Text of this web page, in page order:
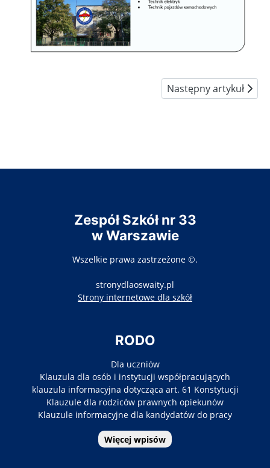
Następny artykuł:
Następny artykuł
Zespół Szkół nr 33
w Warszawie
Wszelkie prawa zastrzeżone ©.
stronydlaoswaity.pl
Strony internetowe dla szkółotwiera się w
RODO
Dla uczniów
Klauzula dla osób i instytucji współpracujących
klauzula informacyjna dotycząca art. 61 Konstytucji
Klauzule dla rodziców prawnych opiekunów
Klauzule informacyjne dla kandydatów do pracy
Więcej wpisów